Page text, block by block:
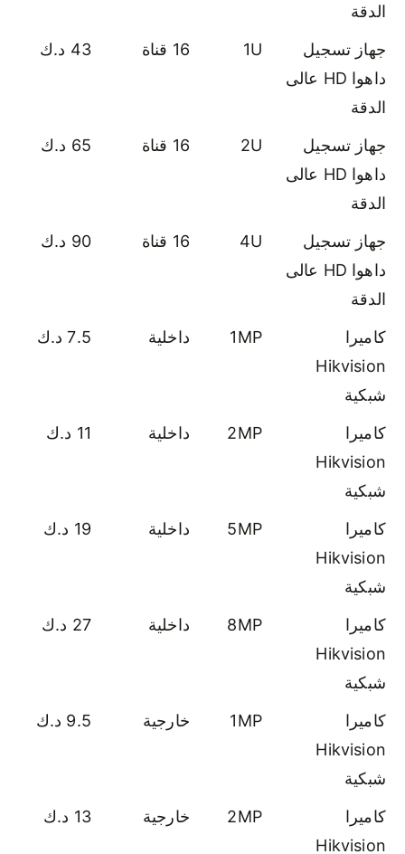
الدقة
جهاز تسجيل
داهوا HD عالى
الدقة
1U 16 قناة 43 د.ك
جهاز تسجيل
داهوا HD عالى
الدقة
2U 16 قناة 65 د.ك
جهاز تسجيل
داهوا HD عالى
الدقة
4U 16 قناة 90 د.ك
كاميرا
Hikvision
شبكية
1MP داخلية 7.5 د.ك
كاميرا
Hikvision
شبكية
2MP داخلية 11 د.ك
كاميرا
Hikvision
شبكية
5MP داخلية 19 د.ك
كاميرا
Hikvision
شبكية
8MP داخلية 27 د.ك
كاميرا
Hikvision
شبكية
1MP خارجية 9.5 د.ك
كاميرا
Hikvision
2MP خارجية 13 د.ك